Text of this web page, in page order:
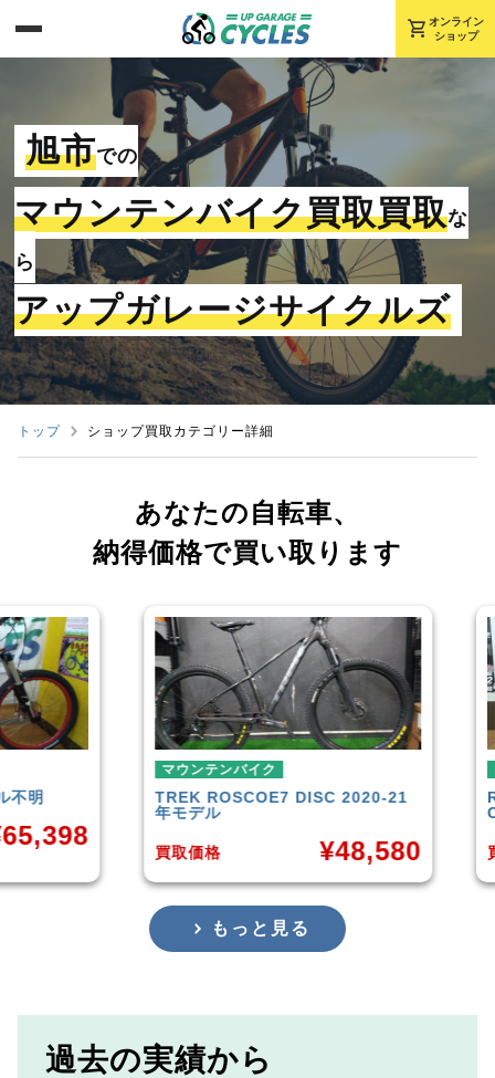
shopping_cart オンライン
ショップ
旭市での
マウンテンバイク買取買取な
ら
アップガレージサイクルズ
トップ ショップ買取カテゴリー詳細
あなたの自転車、
納得価格で買い取ります
ROSCOE7 DISC 2020-21
48,580
Rocky Mountain
買取価格
もっと見る
過去の実績から